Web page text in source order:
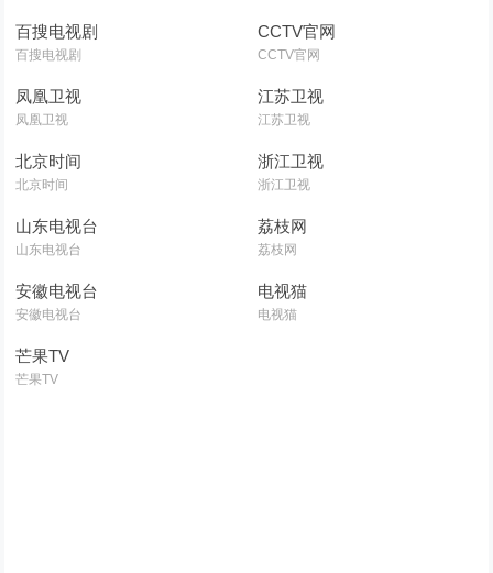
百搜电视剧
百搜电视剧
CCTV官网
CCTV官网
凤凰卫视
凤凰卫视
江苏卫视
江苏卫视
北京时间
北京时间
浙江卫视
浙江卫视
山东电视台
山东电视台
荔枝网
荔枝网
安徽电视台
安徽电视台
电视猫
电视猫
芒果TV
芒果TV